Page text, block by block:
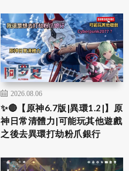
2026.08.06
✨🔴【原神6.7版|異環1.2|】原
神日常清體力|可能玩其他遊戲
之後去異環打劫粉爪銀行